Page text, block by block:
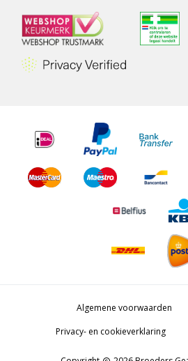
Algemene voorwaarden
Privacy- en cookieverklaring